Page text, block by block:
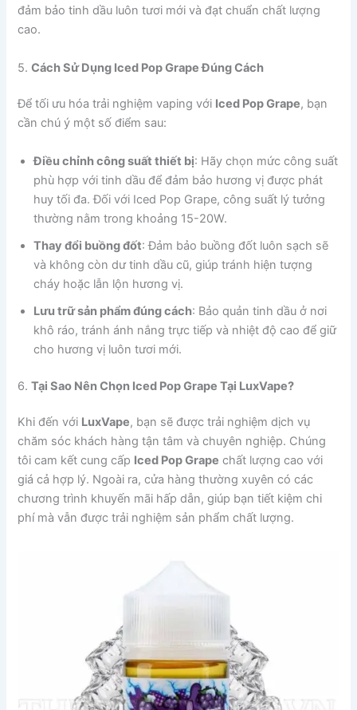
đảm bảo tinh dầu luôn tươi mới và đạt chuẩn chất lượng
cao.
5.Cách Sử Dụng Iced Pop Grape Đúng Cách
Để tối ưu hóa trải nghiệm vaping với Iced Pop Grape, bạn
cần chú ý một số điểm sau:
Điều chỉnh công suất thiết bị: Hãy chọn mức công suất
phù hợp với tinh dầu để đảm bảo hương vị được phát
huy tối đa. Đối với Iced Pop Grape, công suất lý tưởng
thường nằm trong khoảng 15-20W.
Thay đổi buồng đốt: Đảm bảo buồng đốt luôn sạch sẽ
và không còn dư tinh dầu cũ, giúp tránh hiện tượng
cháy hoặc lẫn lộn hương vị.
Lưu trữ sản phẩm đúng cách: Bảo quản tinh dầu ở nơi
khô ráo, tránh ánh nắng trực tiếp và nhiệt độ cao để giữ
cho hương vị luôn tươi mới.
6.Tại Sao Nên Chọn Iced Pop Grape Tại LuxVape?
Khi đến với LuxVape, bạn sẽ được trải nghiệm dịch vụ
chăm sóc khách hàng tận tâm và chuyên nghiệp. Chúng
tôi cam kết cung cấp Iced Pop Grape chất lượng cao với
giá cả hợp lý. Ngoài ra, cửa hàng thường xuyên có các
chương trình khuyến mãi hấp dẫn, giúp bạn tiết kiệm chi
phí mà vẫn được trải nghiệm sản phẩm chất lượng.